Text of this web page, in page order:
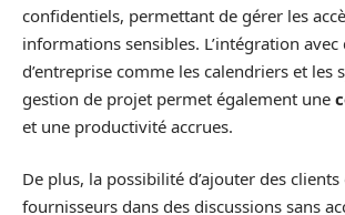
confidentiels, permettant de gérer les
informations sensibles. L’intégration avec
d’entreprise comme les calendriers et les
gestion de projet permet également une
et une productivité accrues.
De plus, la possibilité d’ajouter des clients
fournisseurs dans des discussions sans